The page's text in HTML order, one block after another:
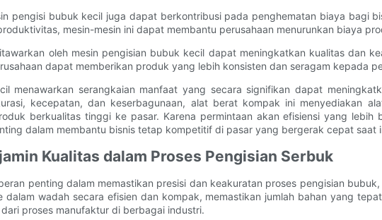
pengisi bubuk kecil juga dapat berkontribusi pada penghematan biaya bagi
mesin-mesin ini dapat membantu perusahaan menurunkan biaya
oleh mesin pengisian bubuk kecil dapat meningkatkan kualitas dan
dapat memberikan produk yang lebih konsisten dan seragam kepada
menawarkan serangkaian manfaat yang secara signifikan dapat
kecepatan, dan keserbagunaan, alat berat kompak ini menyediakan
berkualitas tinggi ke pasar. Karena permintaan akan efisiensi yang
dalam membantu bisnis tetap kompetitif di pasar yang bergerak cepat saat
Kualitas dalam Proses Pengisian Serbuk
penting dalam memastikan presisi dan keakuratan proses pengisian
wadah secara efisien dan kompak, memastikan jumlah bahan yang
proses manufaktur di berbagai industri.